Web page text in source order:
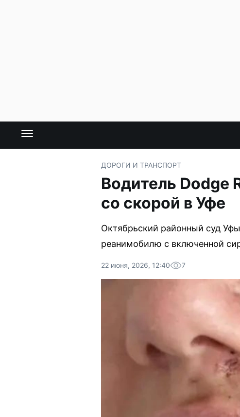
ДОРОГИ И ТРАНСПОРТ
Водитель Dodge
со скорой в Уфе
Октябрьский районный суд
реанимобилю с включенной
22 июня, 2026, 12:40 7